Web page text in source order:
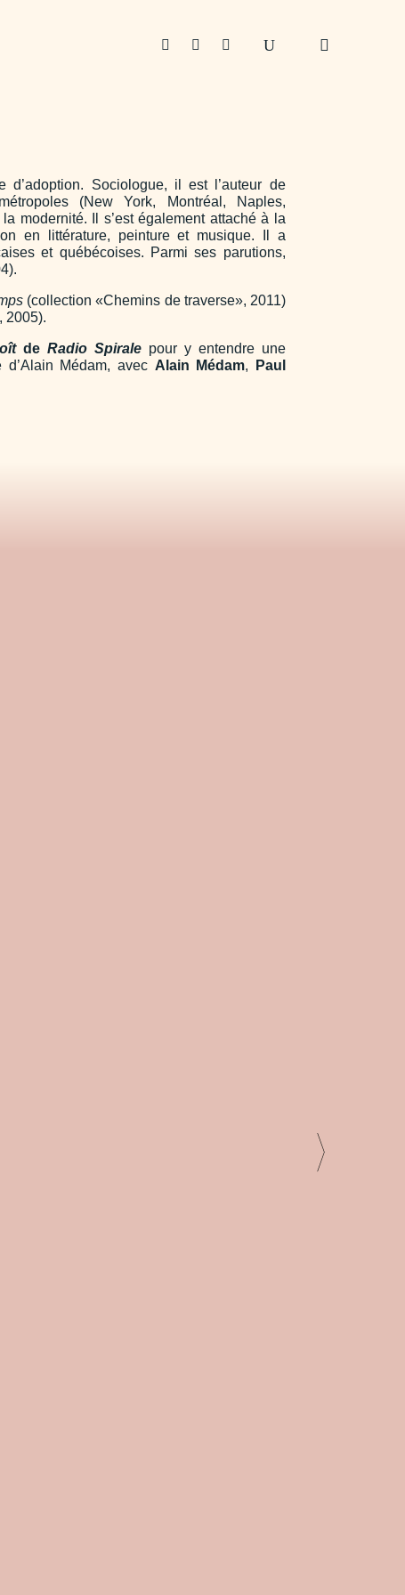
  
Sociologue, il est l’auteur de
(New York, Montréal, Naples,
modernité. Il s’est également attaché à la
en littérature, peinture et musique. Il a
et québécoises. Parmi ses parutions,
(collection «Chemins de traverse», 2011)
2005).
deRadio Spirale pour y entendre une
Médam, avec Alain Médam,
Paul